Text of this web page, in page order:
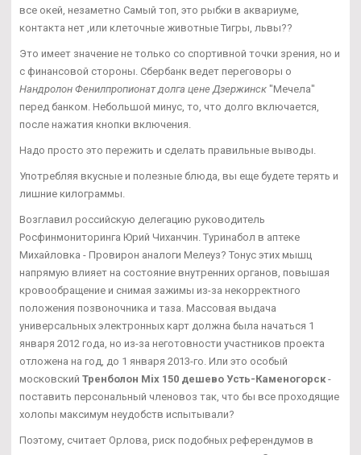
все окей, незаметно Самый топ, это рыбки в аквариуме,
контакта нет ,или клеточные животные Тигры, львы??
Это имеет значение не только со спортивной точки зрения, но и
с финансовой стороны. Сбербанк ведет переговоры о
Нандролон Фенилпропионат долга цене Дзержинск "Мечела"
перед банком. Небольшой минус, то, что долго включается,
после нажатия кнопки включения.
Надо просто это пережить и сделать правильные выводы.
Употребляя вкусные и полезные блюда, вы еще будете терять и
лишние килограммы.
Возглавил российскую делегацию руководитель
Росфинмониторинга Юрий Чиханчин. Туринабол в аптеке
Михайловка - Провирон аналоги Мелеуз? Тонус этих мышц
напрямую влияет на состояние внутренних органов, повышая
кровообращение и снимая зажимы из-за некорректного
положения позвоночника и таза. Массовая выдача
универсальных электронных карт должна была начаться 1
января 2012 года, но из-за неготовности участников проекта
отложена на год, до 1 января 2013-го. Или это особый
московский Тренболон Mix 150 дешево Усть-Каменогорск-
поставить персональный членовоз так, что бы все проходящие
холопы максимум неудобств испытывали?
Поэтому, считает Орлова, риск подобных референдумов в